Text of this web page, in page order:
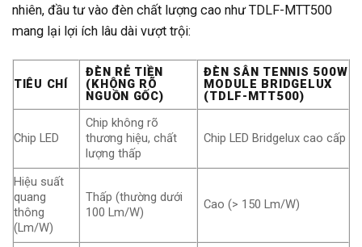
nhiên, đầu tư vào đèn chất lượng cao như TDLF-MTT500
mang lại lợi ích lâu dài vượt trội:
TIÊU CHÍ
ĐÈN RẺ TIỀN
(KHÔNG RÕ
NGUỒN GỐC)
ĐÈN SÂN TENNIS 500W
MODULE BRIDGELUX
(TDLF-MTT500)
Chip LED
Chip không rõ
thương hiệu, chất
lượng thấp
Chip LED Bridgelux cao cấp
Hiệu suất
quang
thông
(Lm/W)
Thấp (thường dưới
100 Lm/W)
Cao (> 150 Lm/W)